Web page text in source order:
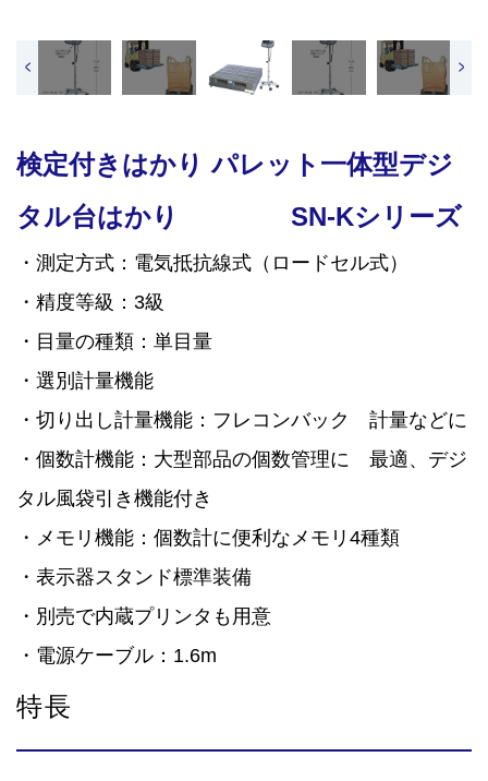
< >
検定付きはかり パレット一体型デジ
タル台はかり SN-Kシリーズ
・測定方式：電気抵抗線式（ロードセル式）
・精度等級：3級
・目量の種類：単目量
・選別計量機能
・切り出し計量機能：フレコンバック 計量などに
・個数計機能：大型部品の個数管理に 最適、デジ
タル風袋引き機能付き
・メモリ機能：個数計に便利なメモリ4種類
・表示器スタンド標準装備
・別売で内蔵プリンタも用意
・電源ケーブル：1.6m
特長